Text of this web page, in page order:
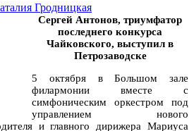
Гродницкая
Сергей Антонов, триумфатор
последнего конкурса
Чайковского, выступил в
Петрозаводске
5 октября в Большом зале
филармонии вместе с
симфоническим оркестром под
управлением нового
и главного дирижера Мариуса